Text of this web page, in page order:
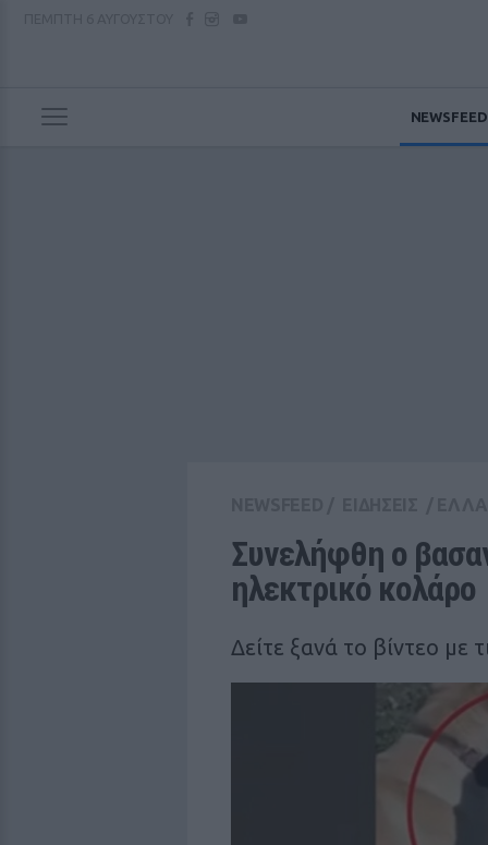
NEWSFEED
Συνελήφθη ο
ηλεκτρικό κολάρο
Δείτε ξανά το βίντεο με